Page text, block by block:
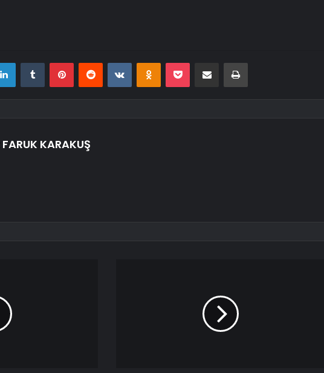
LinkedInTumblr PinterestReddit VKontakteOdnoklassniki
Pocket E-Posta ile paylaş Yazdır
KARAKUŞ